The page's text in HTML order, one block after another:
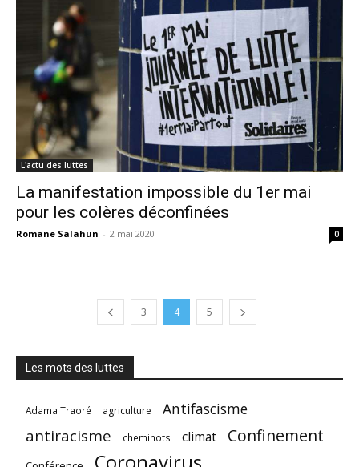
L'actu des luttes
La manifestation impossible du 1er mai
pour les colères déconfinées
Romane Salahun - 2 mai 2020 0
3 4 5
Les mots des luttes
Adama Traoré agriculture Antifascisme
antiracisme cheminots climat Confinement